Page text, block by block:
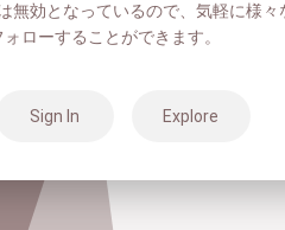
無効となっているので、気軽に様々
ローすることができます。
Sign In Explore